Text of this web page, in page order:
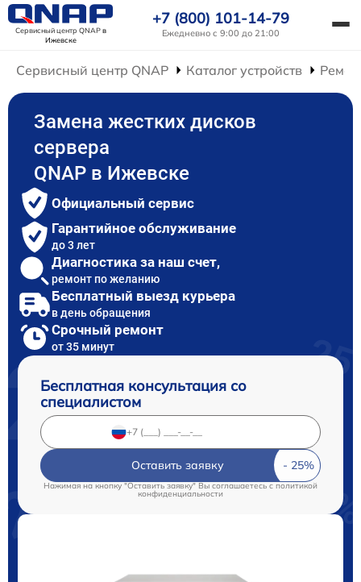
Сервисный центр QNAPв
Ижевске
+7 (800) 101-14-79
Ежедневно с 9:00 до 21:00
Сервисный центр QNAP Каталог устройств
Замена жестких дисков
сервера
QNAP в Ижевске
Официальный сервис
Гарантийное обслуживание
до 3 лет
Диагностика за наш счет,
ремонт по желанию
Бесплатный выезд курьера
в день обращения
Срочный ремонт
от 35 минут
Бесплатная консультация со
специалистом
Оставить заявку
Нажимая на кнопку "Оставить заявку" Вы соглашаетесь cполитикой
конфиденциальности